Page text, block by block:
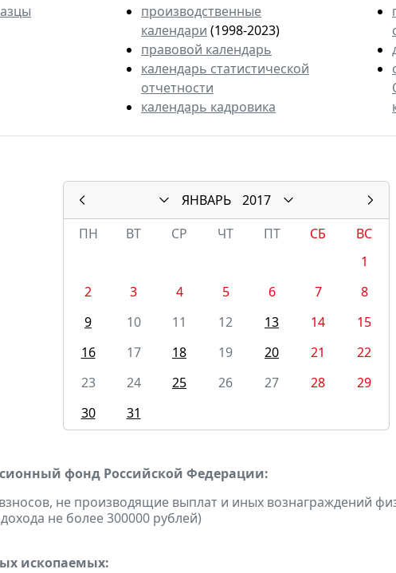
производственные
календари (1998-2023)
правовой календарь
календарь статистической
отчетности
календарь кадровика
ЯНВАРЬ
2017
ПН
ВТ СР ЧТ ПТ СБ
ВС
1
2
3 4 5 6 7
8
9
10 11 12 13 14
15
16
17 18 19 20 21
22
23
24 25 26 27 28
29
30
31
фонд Российской Федерации:
не производящие выплат и иных вознаграждений
не более 300000 рублей)
ископаемых: